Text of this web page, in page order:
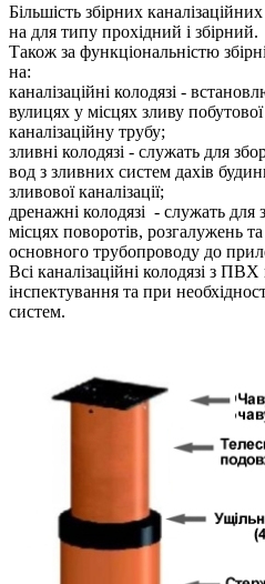
Більшість збірних
на для типу прохідний і збірний.
Також за функціональністю
на:
каналізаційні колодязі -
вулицях у місцях зливу побутової
каналізаційну трубу;
зливні колодязі - служать для
вод з зливних систем дахів
зливової каналізації;
дренажні колодязі - служать
місцях поворотів, розгалужень та
основного трубопроводу до
Всі каналізаційні колодязі з
інспектування та при
систем.